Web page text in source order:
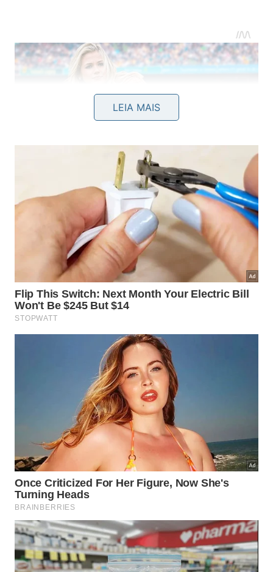
O resultado é particularmente relevante porque a
China é o país que mais emite gases de efeito
estufa no mundo. A constatação de que o
reflorestamento em larga escala pode funcionar
como ferramenta de remoção de carbono
climática que pode influenciar políticas ambientais
em outros países com grandes extensões de terras
LEIA MAIS